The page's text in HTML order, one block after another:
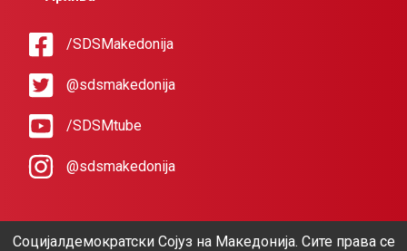
/SDSMakedonija
@sdsmakedonija
/SDSMtube
@sdsmakedonija
Социјалдемократски Сојуз на Македонија. Сите права се